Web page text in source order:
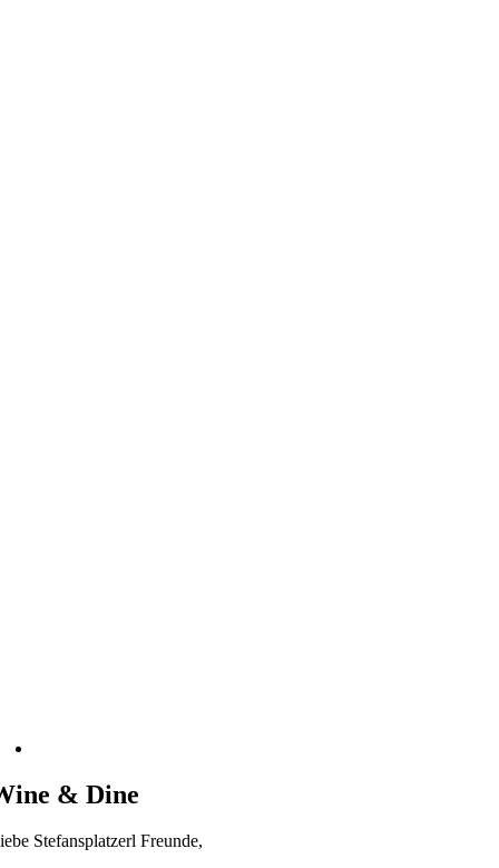
& Dine
Stefansplatzerl Freunde,